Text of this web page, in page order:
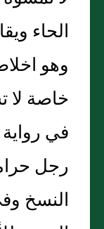
الحاء
وهو
خاصة لا
في
رجل
النسخ